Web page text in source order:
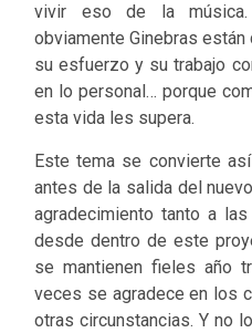
vivir eso de la
obviamente Ginebras
su esfuerzo y su trabajo
en lo personal… porque
esta vida les supera.
Este tema se convierte
antes de la salida del
agradecimiento tanto a
desde dentro de este
se mantienen fieles año
veces se agradece en los
otras circunstancias. Y no